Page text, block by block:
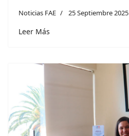
Noticias FAE 25 Septiembre 2025
Leer Más